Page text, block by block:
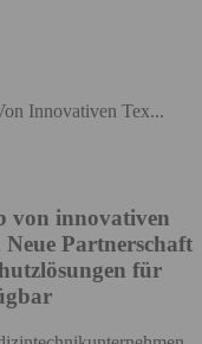
Innovativen Tex...
von innovativen
Neue Partnerschaft
für